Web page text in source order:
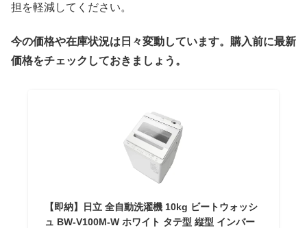
担を軽減してください。
今の価格や在庫状況は日々変動しています。購入前に最新
価格をチェックしておきましょう。
【即納】日立 全自動洗濯機 10kg ビートウォッシ
ュ BW-V100M-W ホワイト タテ型 縦型 インバー